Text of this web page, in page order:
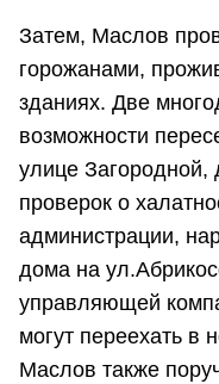
Затем, Маслов
горожанами,
зданиях. Две
возможности
улице Загородной,
проверок о
администрации,
дома на
управляющей
могут переехать в
Маслов также